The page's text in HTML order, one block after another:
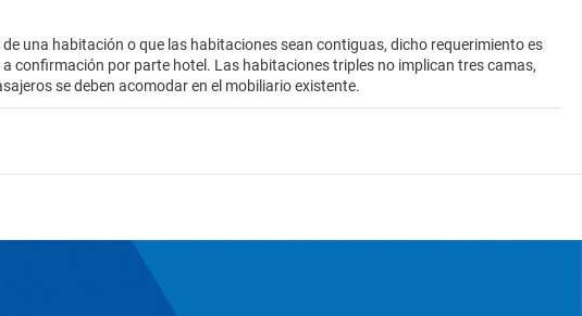
una habitación o que las habitaciones sean contiguas, dicho requerimiento es
confirmación por parte hotel. Las habitaciones triples no implican tres camas,
se deben acomodar en el mobiliario existente.